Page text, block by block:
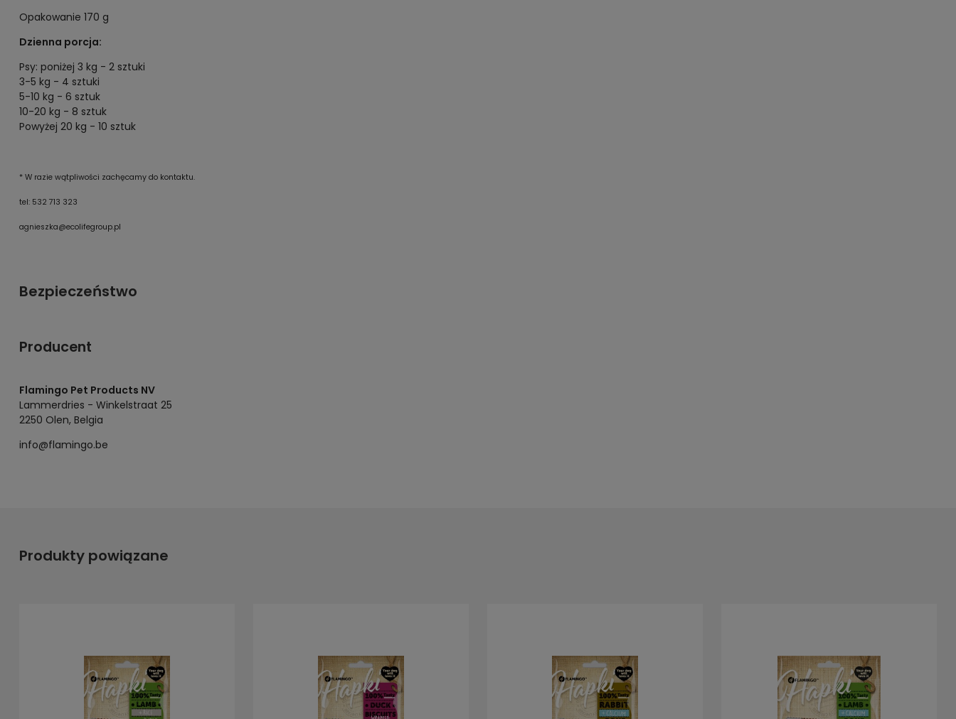
Opakowanie 170 g
Dzienna porcja:
Psy: poniżej 3 kg - 2 sztuki
3-5 kg - 4 sztuki
5-10 kg - 6 sztuk
10-20 kg - 8 sztuk
Powyżej 20 kg - 10 sztuk
* W razie wątpliwości zachęcamy do kontaktu.
tel: 532 713 323
agnieszka@ecolifegroup.pl
Bezpieczeństwo
Producent
Flamingo Pet Products NV
Lammerdries - Winkelstraat 25
2250 Olen, Belgia
info@flamingo.be
Produkty powiązane